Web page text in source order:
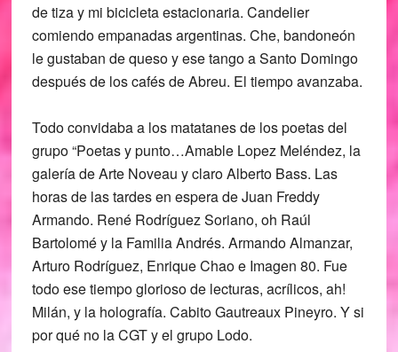
de tiza y mi bicicleta estacionaria. Candelier
comiendo empanadas argentinas. Che, bandoneón
le gustaban de queso y ese tango a Santo Domingo
después de los cafés de Abreu. El tiempo avanzaba.
Todo convidaba a los matatanes de los poetas del
grupo “Poetas y punto…Amable Lopez Meléndez, la
galería de Arte Noveau y claro Alberto Bass. Las
horas de las tardes en espera de Juan Freddy
Armando. René Rodríguez Soriano, oh Raúl
Bartolomé y la Familia Andrés. Armando Almanzar,
Arturo Rodríguez, Enrique Chao e Imagen 80. Fue
todo ese tiempo glorioso de lecturas, acrílicos, ah!
Milán, y la holografía. Cabito Gautreaux Pineyro. Y si
por qué no la CGT y el grupo Lodo.